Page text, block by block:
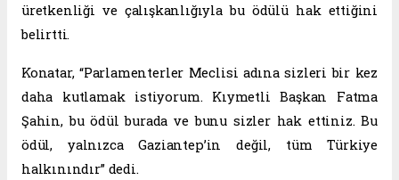
üretkenliği ve çalışkanlığıyla bu ödülü hak ettiğini
belirtti.
Konatar, “Parlamenterler Meclisi adına sizleri bir kez
daha kutlamak istiyorum. Kıymetli Başkan Fatma
Şahin, bu ödül burada ve bunu sizler hak ettiniz. Bu
ödül, yalnızca Gaziantep’in değil, tüm Türkiye
halkınındır” dedi.